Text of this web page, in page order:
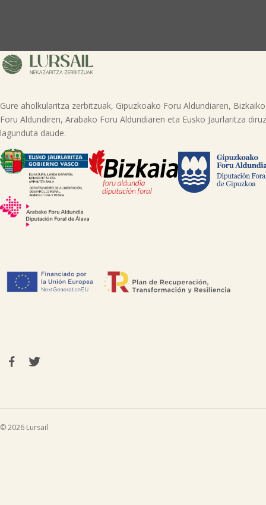
Gure aholkularitza zerbitzuak, Gipuzkoako Foru Aldundiaren, Bizkaiko
Foru Aldundiren, Arabako Foru Aldundiaren eta Eusko Jaurlaritza
lagunduta daude.
© 2026 Lursail